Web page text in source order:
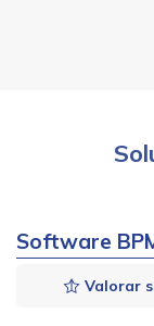
Software
Valorar